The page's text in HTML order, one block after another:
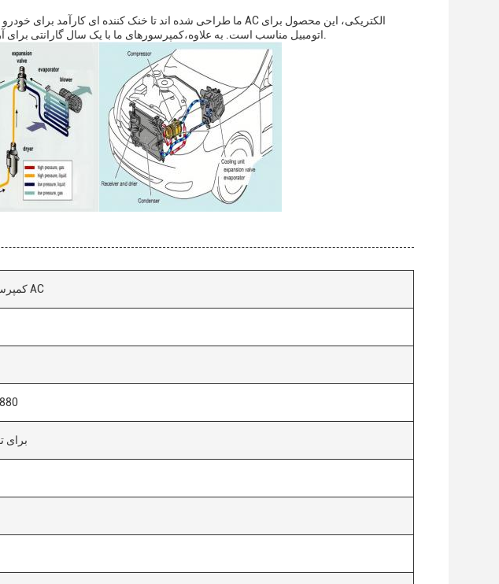
کمپرسور اتومبیل AC
برای